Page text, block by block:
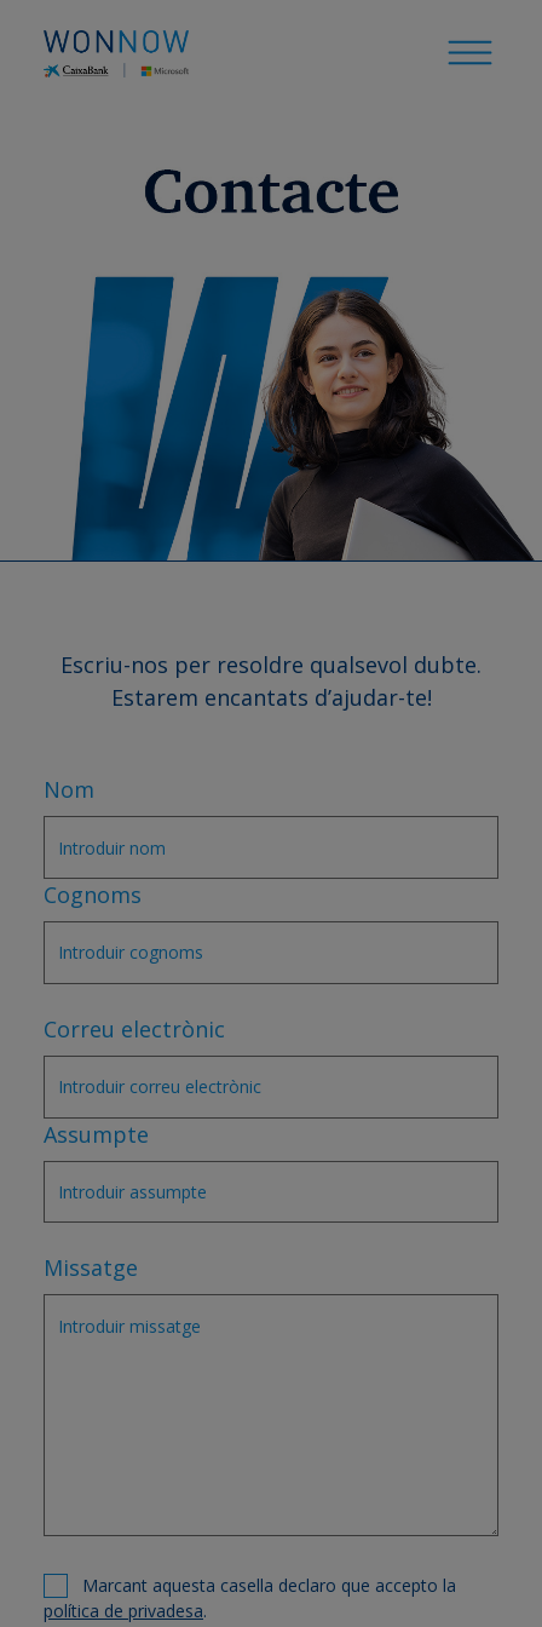
Escriu-nos per resoldre qualsevol dubte.
Estarem encantats d’ajudar-te!
Nom
Cognoms
Correu electrònic
Assumpte
Missatge
Marcant aquesta casella declaro que accepto la
política de privadesa.